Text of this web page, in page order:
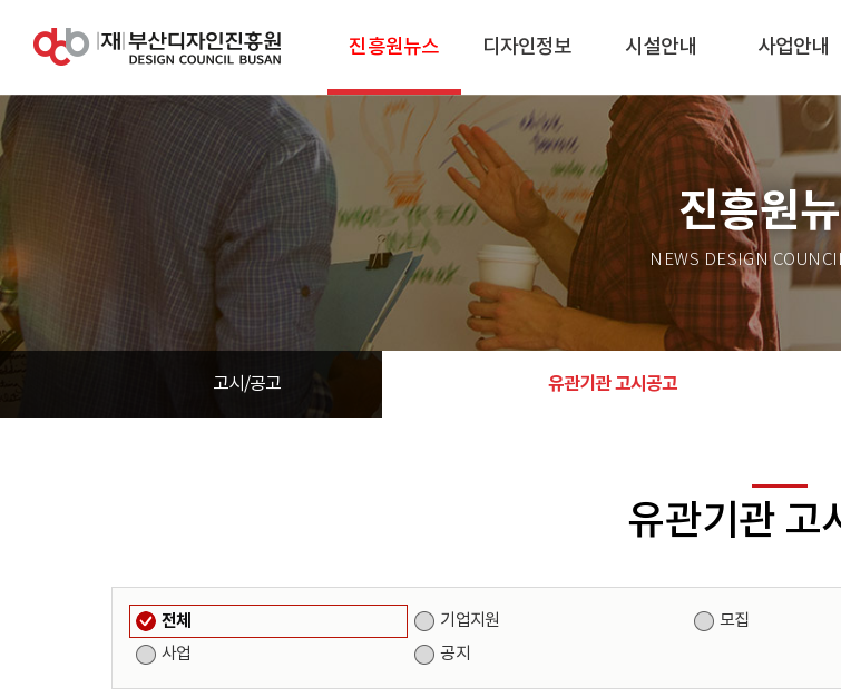
진흥원뉴스 디자인정보 시설안내 사업안내
진흥원
NEWS DESIGN
고시/공고 유관기관 고시공고
유관기관 고
전체 기업지원 모집
사업
공지